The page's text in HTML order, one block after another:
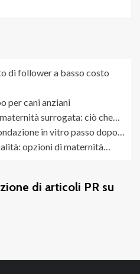
di follower a basso costo
per cani anziani
surrogata: ciò che…
in vitro passo dopo…
opzioni di maternità…
di articoli PR su